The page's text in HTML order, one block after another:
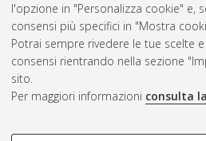
l'opzione in "Personalizza cookie" e,
consensi più specifici in "Mostra
Potrai sempre rivedere le tue scelte
consensi rientrando nella sezione
sito.
Per maggiori informazioni consulta
Rss 1.0
Rss 2.0
AMS Laurea
Impostazioni Cookie